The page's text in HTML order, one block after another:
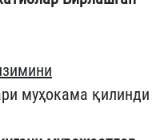
муҳокама қилинди